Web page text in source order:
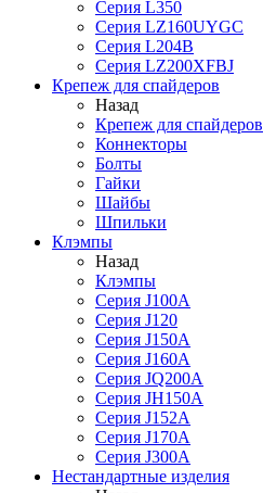
Серия L350
Серия LZ160UYGC
Серия L204B
Серия LZ200XFBJ
Крепеж для спайдеров
Назад
Крепеж для спайдеров
Коннекторы
Болты
Гайки
Шайбы
Шпильки
Клэмпы
Назад
Клэмпы
Серия J100A
Серия J120
Серия J150A
Серия J160A
Серия JQ200A
Серия JH150A
Серия J152A
Серия J170A
Серия J300A
Нестандартные изделия